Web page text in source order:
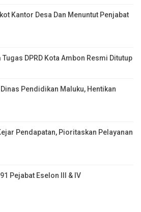
Kantor Desa Dan Menuntut Penjabat
DPRD Kota Ambon Resmi Ditutup
Pendidikan Maluku, Hentikan
Pendapatan, Pioritaskan Pelayanan
Pejabat Eselon III & IV